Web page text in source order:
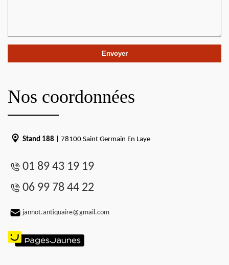
Nos coordonnées
Stand 188 | 78100 Saint Germain En Laye
01 89 43 19 19
06 99 78 44 22
jannot.antiquaire@gmail.com